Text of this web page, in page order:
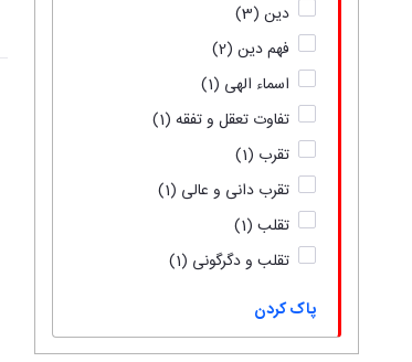
دین (3)
فهم دین (2)
اسماء الهی (1)
تفاوت تعقل و تفقه (1)
تقرب (1)
تقرب دانی و عالی (1)
تقلب (1)
تقلب و دگرگونی (1)
پاک کردن